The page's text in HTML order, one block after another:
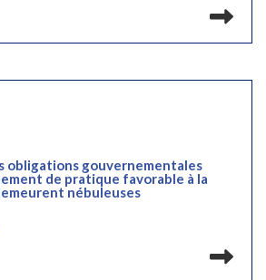
obligations gouvernementales
de pratique favorable à la
nébuleuses